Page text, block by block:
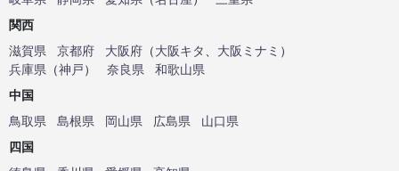
関西
滋賀県
京都府 大阪府 （大阪キタ 大阪ミナミ ）
兵庫県 （神戸） 奈良県
和歌山県
中国
鳥取県
島根県 岡山県 広島県
山口県
四国